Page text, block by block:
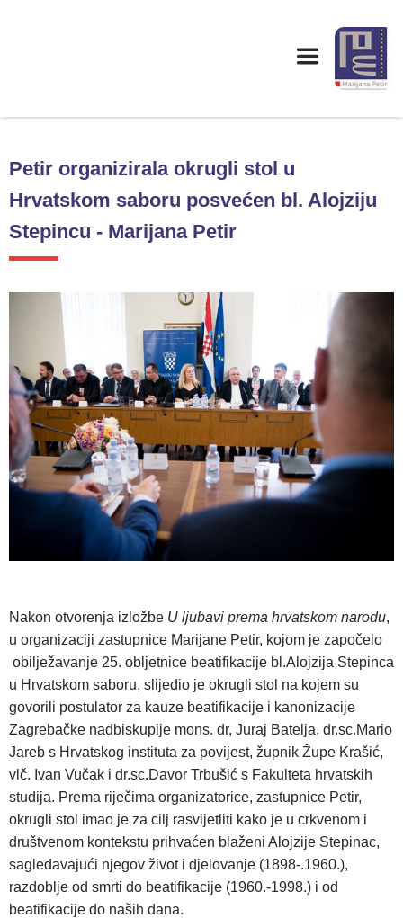
Petir organizirala okrugli stol u
Hrvatskom saboru posvećen bl. Alojziju
Stepincu - Marijana Petir
Nakon otvorenja izložbe U ljubavi prema hrvatskom narodu,
u organizaciji zastupnice Marijane Petir, kojom je započelo
obilježavanje 25. obljetnice beatifikacije bl.Alojzija Stepinca
u Hrvatskom saboru, slijedio je okrugli stol na kojem su
govorili postulator za kauze beatifikacije i kanonizacije
Zagrebačke nadbiskupije mons. dr, Juraj Batelja, dr.sc.Mario
Jareb s Hrvatskog instituta za povijest, župnik Župe Krašić,
vlč. Ivan Vučak i dr.sc.Davor Trbušić s Fakulteta hrvatskih
studija. Prema riječima organizatorice, zastupnice Petir,
okrugli stol imao je za cilj rasvijetliti kako je u crkvenom i
društvenom kontekstu prihvaćen blaženi Alojzije Stepinac,
sagledavajući njegov život i djelovanje (1898-.1960.),
razdoblje od smrti do beatifikacije (1960.-1998.) i od
beatifikacije do naših dana.